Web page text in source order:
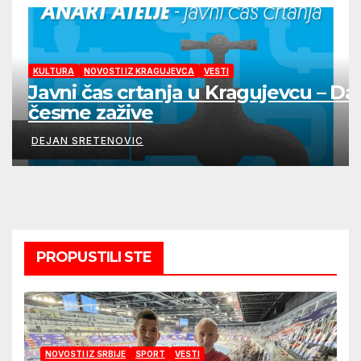
KULTURA NOVOSTI IZ KRAGUJEVCA VESTI
Javni čas crtanja u Kragujevcu – Da
česme zažive
DEJAN SRETENOVIC
PROPUSTILI STE
NOVOSTI IZ SRBIJE SPORT VESTI